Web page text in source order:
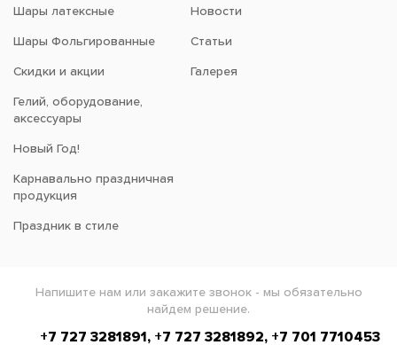
Шары латексные
Шары Фольгированные
Скидки и акции
Гелий, оборудование,
аксессуары
Новый Год!
Карнавально праздничная
продукция
Праздник в стиле
Новости
Статьи
Галерея
Напишите нам или закажите звонок - мы обязательно
найдем решение.
+7 727 3281891, +7 727 3281892, +7 701 7710453